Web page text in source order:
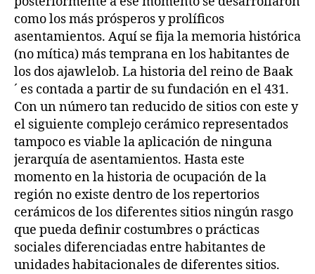
como los más prósperos y prolíficos
asentamientos. Aquí se fija la memoria histórica
(no mítica) más temprana en los habitantes de
los dos ajawlelob. La historia del reino de Baak
´ es contada a partir de su fundación en el 431.
Con un número tan reducido de sitios con este y
el siguiente complejo cerámico representados
tampoco es viable la aplicación de ninguna
jerarquía de asentamientos. Hasta este
momento en la historia de ocupación de la
región no existe dentro de los repertorios
cerámicos de los diferentes sitios ningún rasgo
que pueda definir costumbres o prácticas
sociales diferenciadas entre habitantes de
unidades habitacionales de diferentes sitios.